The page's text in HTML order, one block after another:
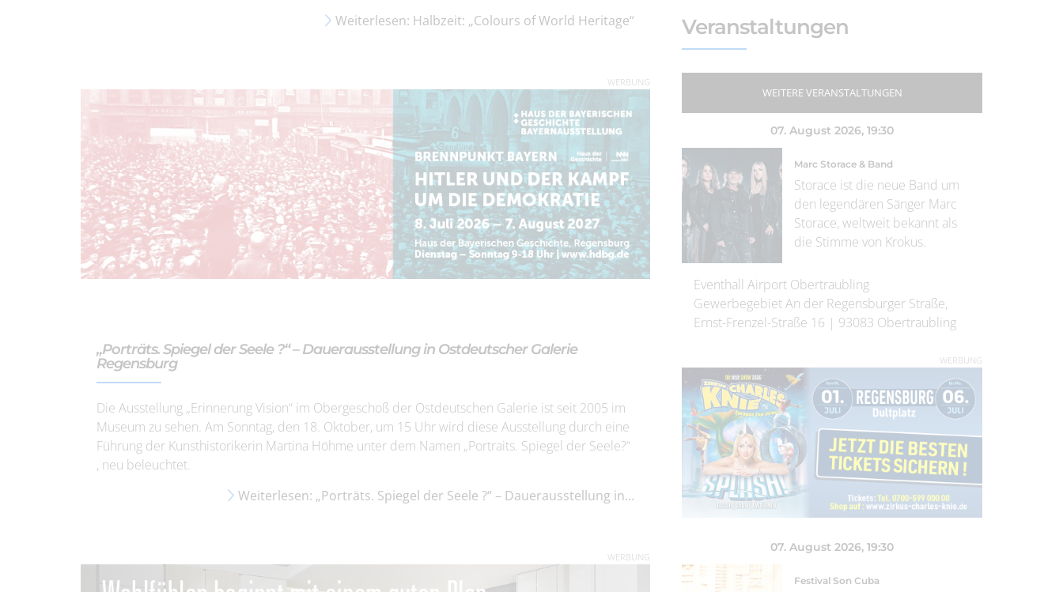
Weiterlesen: Halbzeit: „Colours of World Heritage“
WERBUNG
„Porträts. Spiegel der Seele ?“ – Dauerausstellung in Ostdeutscher Galerie
Regensburg
Die Ausstellung „Erinnerung Vision“ im Obergeschoß der Ostdeutschen Galerie ist seit 2005 im
Museum zu sehen. Am Sonntag, den 18. Oktober, um 15 Uhr wird diese Ausstellung durch eine
Führung der Kunsthistorikerin Martina Höhme unter dem Namen „Portraits. Spiegel der Seele?“
, neu beleuchtet.
Weiterlesen: „Porträts. Spiegel der Seele ?“ – Dauerausstellung in...
WERBUNG
Veranstaltungen
WEITERE VERANSTALTUNGEN
07. August 2026, 19:30
Marc Storace & Band
Storace ist die neue Band um
den legendären Sänger Marc
Storace, weltweit bekannt als
die Stimme von Krokus.
Eventhall Airport Obertraubling
Gewerbegebiet An der Regensburger Straße,
Ernst-Frenzel-Straße 16 | 93083 Obertraubling
WERBUNG
07. August 2026, 19:30
Festival Son Cuba